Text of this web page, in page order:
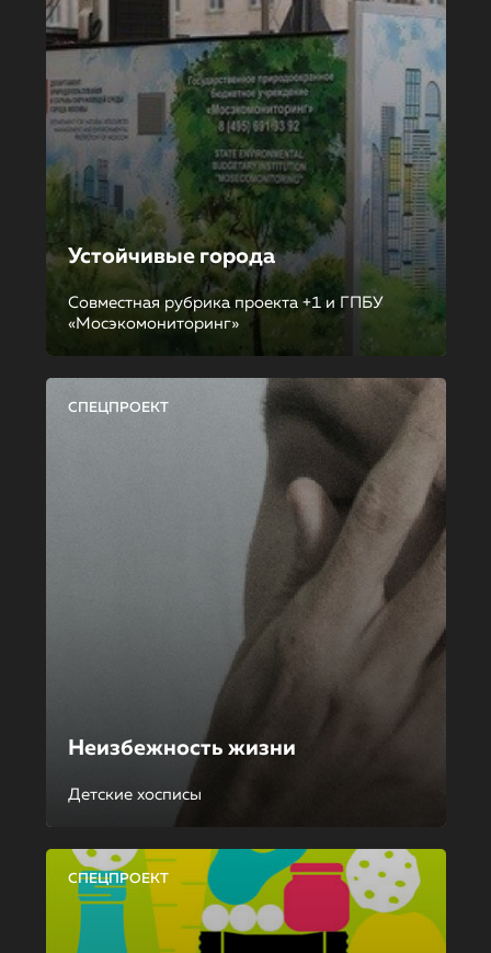
Устойчивые города
Совместная рубрика проекта +1 и ГПБУ
«Мосэкомониторинг»
СПЕЦПРОЕКТ
Неизбежность жизни
Детские хосписы
СПЕЦПРОЕКТ